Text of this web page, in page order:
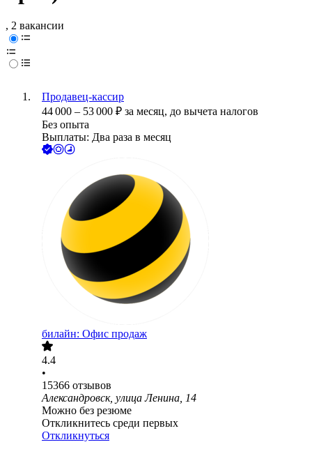
, 2 вакансии
Продавец-кассир
44 000 – 53 000 ₽ за месяц, до вычета налогов
Без опыта
Выплаты: Два раза в месяц
билайн: Офис продаж
4.4
•
15366 отзывов
Александровск, улица Ленина, 14
Можно без резюме
Откликнитесь среди первых
Откликнуться